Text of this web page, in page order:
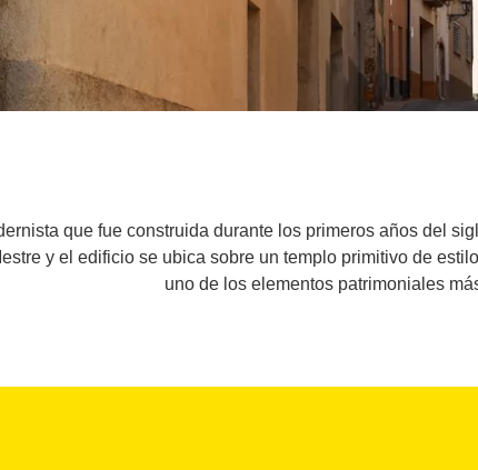
que fue construida durante los primeros años del
y el edificio se ubica sobre un templo primitivo de
uno de los elementos patrimoniales